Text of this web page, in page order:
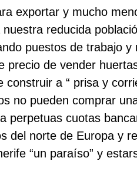
exportar y mucho
nuestra reducida
puestos de trabajo
precio de vender
construir a “ prisa y
no pueden comprar
perpetuas cuotas
del norte de Europa y
“un paraíso” y